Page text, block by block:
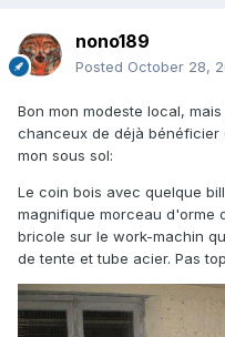
nono189
Posted October 28,
Bon mon modeste local,
chanceux de déjà bénéficier
mon sous sol:
Le coin bois avec quelque
magnifique morceau d'orme
bricole sur le work-machin
de tente et tube acier. Pas